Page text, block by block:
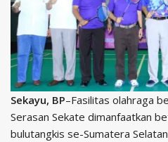
Sekayu, BP–Fasilitas olahraga
Serasan Sekate dimanfaatkan
bulutangkis se-Sumatera